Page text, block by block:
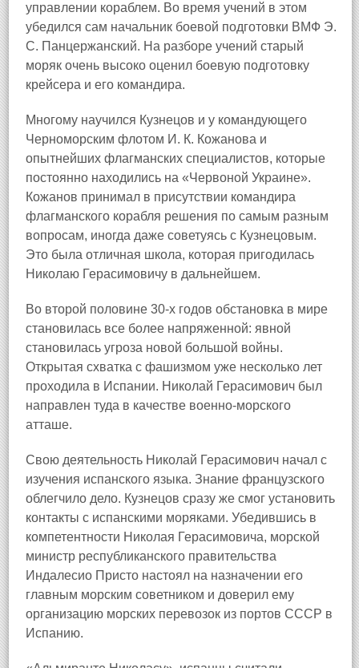
управлении кораблем. Во время учений в этом
убедился сам начальник боевой подготовки ВМФ Э.
С. Панцержанский. На разборе учений старый
моряк очень высоко оценил боевую подготовку
крейсера и его командира.
Многому научился Кузнецов и у командующего
Черноморским флотом И. К. Кожанова и
опытнейших флагманских специалистов, которые
постоянно находились на «Червоной Украине».
Кожанов принимал в присутствии командира
флагманского корабля решения по самым разным
вопросам, иногда даже советуясь с Кузнецовым.
Это была отличная школа, которая пригодилась
Николаю Герасимовичу в дальнейшем.
Во второй половине 30-х годов обстановка в мире
становилась все более напряженной: явной
становилась угроза новой большой войны.
Открытая схватка с фашизмом уже несколько лет
проходила в Испании. Николай Герасимович был
направлен туда в качестве военно-морского
атташе.
Свою деятельность Николай Герасимович начал с
изучения испанского языка. Знание французского
облегчило дело. Кузнецов сразу же смог установить
контакты с испанскими моряками. Убедившись в
компетентности Николая Герасимовича, морской
министр республиканского правительства
Индалесио Присто настоял на назначении его
главным морским советником и доверил ему
организацию морских перевозок из портов СССР в
Испанию.